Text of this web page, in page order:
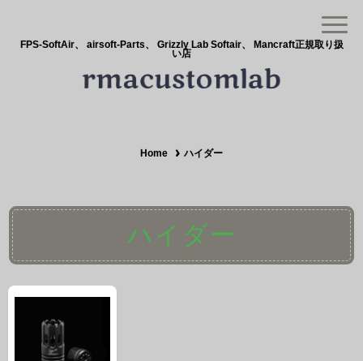
FPS-SoftAir、 airsoft-Parts、 Grizzly Lab Softair、 Mancraft正規取り扱
い店
Home ハイダー
ハイダー